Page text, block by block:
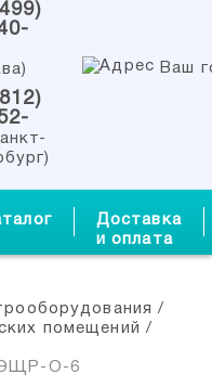
Ваш
Доставка
и оплата
/
помещений /
ЭЩР-О-6